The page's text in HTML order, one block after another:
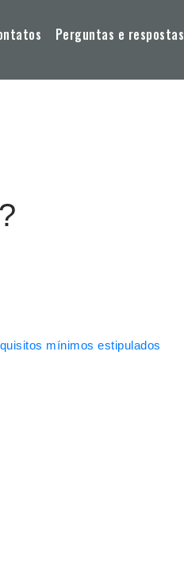
Perguntas e respostas
mínimos estipulados